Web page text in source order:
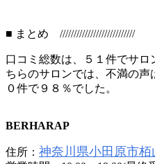
■ まとめ ///////////////////////////
口コミ総数は、５１件でサロ
ちらのサロンでは、不満の声
０件で９８％でした。
BERHARAP
住所： 神奈川県小田原市栢